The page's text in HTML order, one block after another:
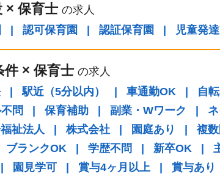
× 保育士 の求人
| 認可保育園 | 認証保育園 | 児童発
件 × 保育士 の求人
| 駅近（5分以内） | 車通勤OK | 自
問
| 保育補助 | 副業・Wワーク |
祉法人 | 株式会社 | 園庭あり | 複
ブランクOK | 学歴不問 | 新卒OK |
| 園見学可 | 賞与4ヶ月以上 | 賞与あり